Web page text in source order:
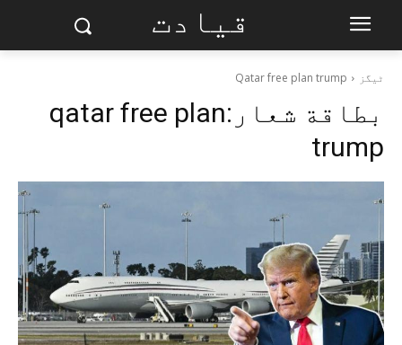
قیادت
ٹیگز Qatar free plan trump
بطاقة شعار:qatar free plan
trump